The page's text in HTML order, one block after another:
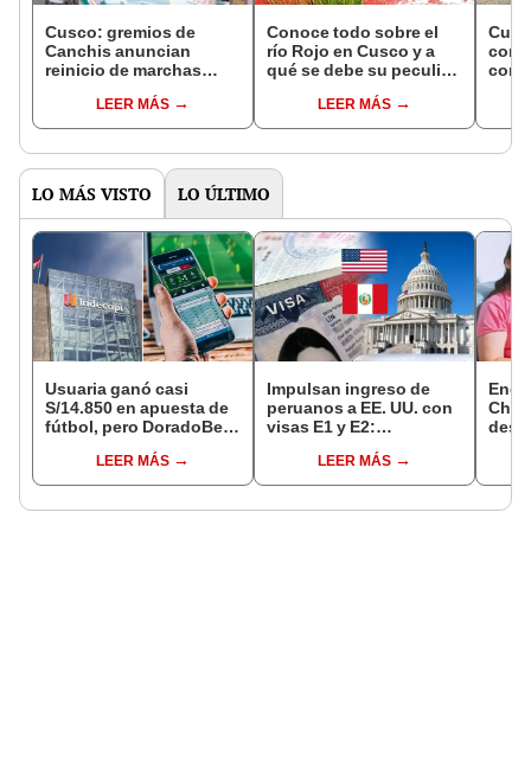
Cusco: gremios de
Canchis anuncian
reinicio de marchas
LEER MÁS
Conoce todo sobre el
río Rojo en Cusco y a
qué se debe su peculiar
LEER MÁS
LO MÁS VISTO LO ÚLTIMO
Usuaria ganó casi
S/14.850 en apuesta de
fútbol, pero DoradoBet
Indecopi multó a la
empresa con más de S/
LEER MÁS
Impulsan ingreso de
peruanos a EE. UU. con
visas E1 y E2:
pymes serían los más
beneficiados
LEER MÁS